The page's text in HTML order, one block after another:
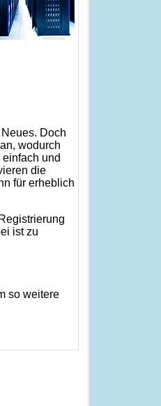
Doch
wodurch
und
die
für erheblich
ist zu
so weitere